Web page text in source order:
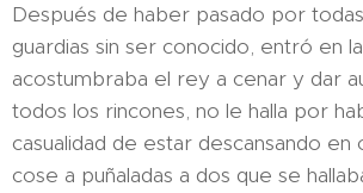
Después de haber pasado por
guardias sin ser conocido, entró en
acostumbraba el rey a cenar y dar
todos los rincones, no le halla por
casualidad de estar descansando
cose a puñaladas a dos que se